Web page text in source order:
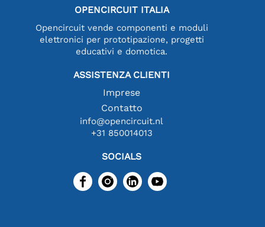
OPENCIRCUIT ITALIA
Opencircuit vende componenti e moduli
elettronici per prototipazione, progetti
educativi e domotica.
ASSISTENZA CLIENTI
Imprese
Contatto
info@opencircuit.nl
+31 850014013
SOCIALS